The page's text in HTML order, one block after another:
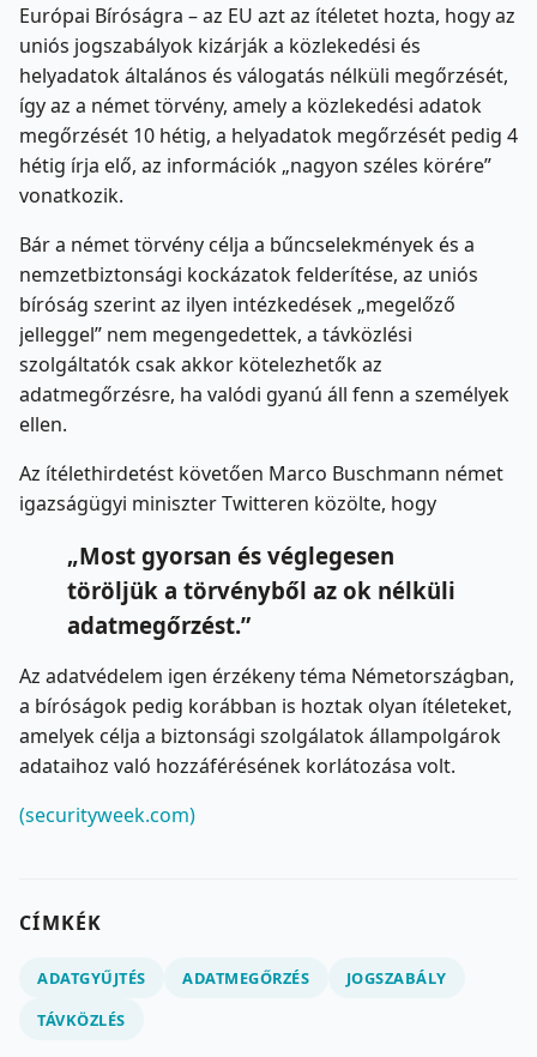
Európai Bíróságra – az EU azt az ítéletet hozta, hogy az
uniós jogszabályok kizárják a közlekedési és
helyadatok általános és válogatás nélküli megőrzését,
így az a német törvény, amely a közlekedési adatok
megőrzését 10 hétig, a helyadatok megőrzését pedig 4
hétig írja elő, az információk „nagyon széles körére”
vonatkozik.
Bár a német törvény célja a bűncselekmények és a
nemzetbiztonsági kockázatok felderítése, az uniós
bíróság szerint az ilyen intézkedések „megelőző
jelleggel” nem megengedettek, a távközlési
szolgáltatók csak akkor kötelezhetők az
adatmegőrzésre, ha valódi gyanú áll fenn a személyek
ellen.
Az ítélethirdetést követően Marco Buschmann német
igazságügyi miniszter Twitteren közölte, hogy
„Most gyorsan és véglegesen
töröljük a törvényből az ok nélküli
adatmegőrzést.”
Az adatvédelem igen érzékeny téma Németországban,
a bíróságok pedig korábban is hoztak olyan ítéleteket,
amelyek célja a biztonsági szolgálatok állampolgárok
adataihoz való hozzáférésének korlátozása volt.
(securityweek.com)
CÍMKÉK
ADATGYŰJTÉS ADATMEGŐRZÉS
JOGSZABÁLY
TÁVKÖZLÉS